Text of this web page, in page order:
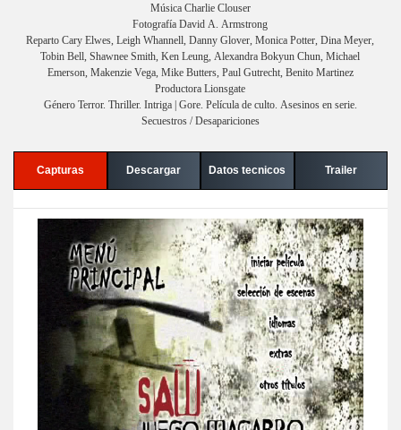
Música Charlie Clouser
Fotografía David A. Armstrong
Reparto Cary Elwes, Leigh Whannell, Danny Glover, Monica Potter, Dina Meyer,
Tobin Bell, Shawnee Smith, Ken Leung, Alexandra Bokyun Chun, Michael
Emerson, Makenzie Vega, Mike Butters, Paul Gutrecht, Benito Martinez
Productora Lionsgate
Género Terror. Thriller. Intriga | Gore. Película de culto. Asesinos en serie.
Secuestros / Desapariciones
Capturas Descargar Datos tecnicos Trailer